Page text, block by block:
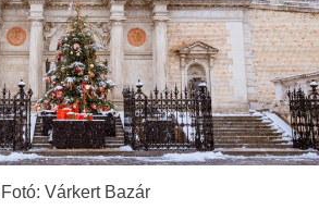
Fotó: Várkert Bazár